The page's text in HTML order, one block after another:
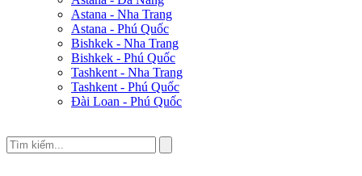
Astana - Nha Trang
Astana - Phú Quốc
Bishkek - Nha Trang
Bishkek - Phú Quốc
Tashkent - Nha Trang
Tashkent - Phú Quốc
Đài Loan - Phú Quốc